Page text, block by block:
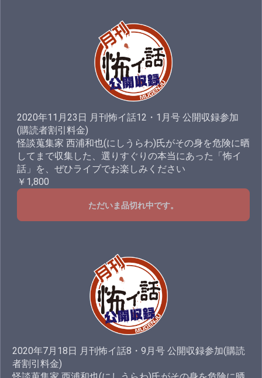
2020年11月23日 月刊怖イ話12・1月号 公開収録参加
(購読者割引料金)
怪談蒐集家 西浦和也(にしうらわ)氏がその身を危険に晒
してまで収集した、選りすぐりの本当にあった「怖イ
話」を、ぜひライブでお楽しみください
￥1,800
ただいま品切れ中です。
2020年7月18日 月刊怖イ話8・9月号 公開収録参加(購読
者割引料金)